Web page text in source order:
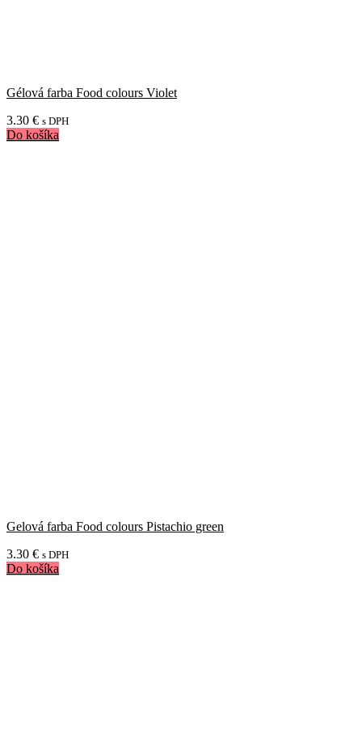
Gélová farba Food colours Violet
3.30 € s DPH
Do košíka
Gelová farba Food colours Pistachio green
3.30 € s DPH
Do košíka